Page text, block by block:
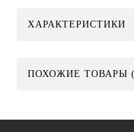
ХАРАКТЕРИСТИКИ
ПОХОЖИЕ ТОВАРЫ